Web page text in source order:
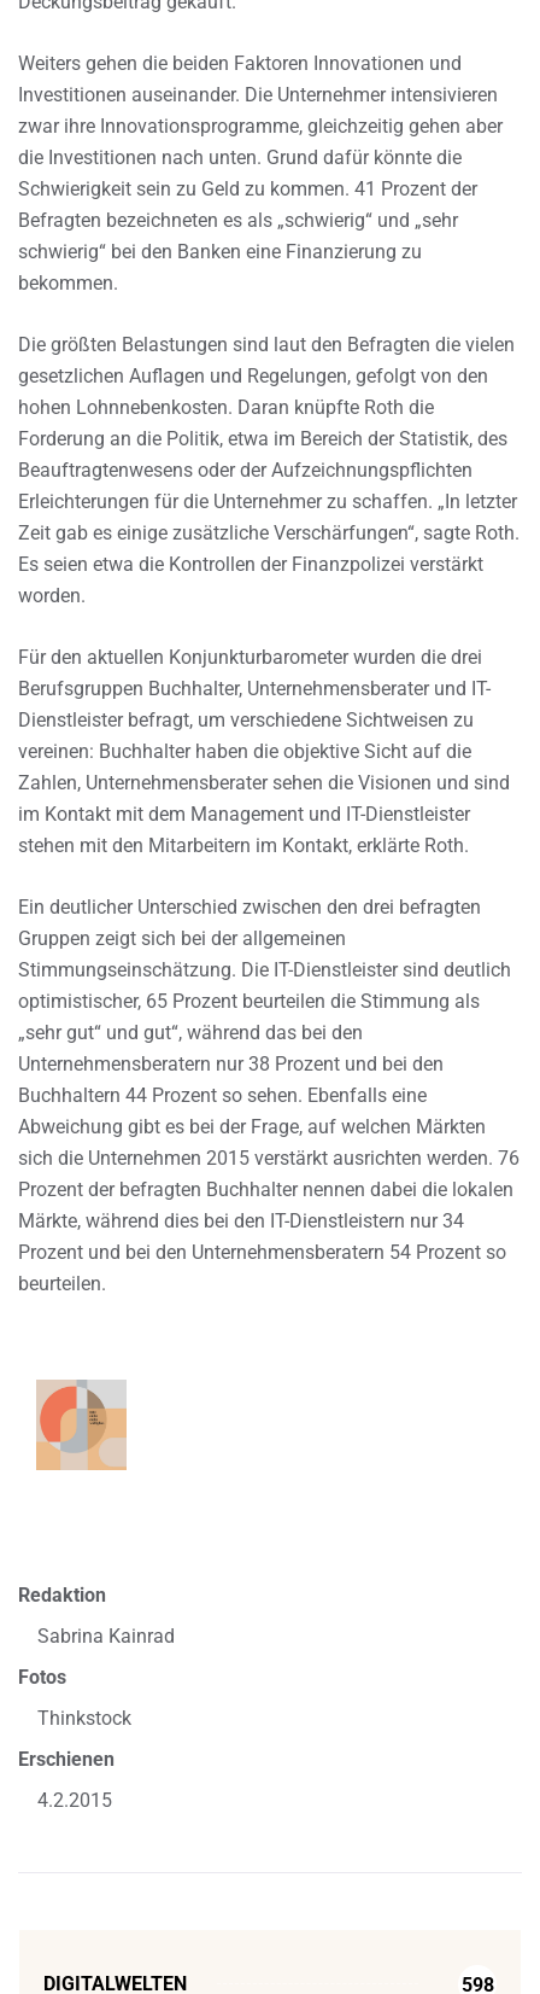
Weiters gehen die beiden Faktoren Innovationen und
Investitionen auseinander. Die Unternehmer intensivieren
zwar ihre Innovationsprogramme, gleichzeitig gehen aber
die Investitionen nach unten. Grund dafür könnte die
Schwierigkeit sein zu Geld zu kommen. 41 Prozent der
Befragten bezeichneten es als „schwierig“ und „sehr
schwierig“ bei den Banken eine Finanzierung zu
bekommen.
Die größten Belastungen sind laut den Befragten die vielen
gesetzlichen Auflagen und Regelungen, gefolgt von den
hohen Lohnnebenkosten. Daran knüpfte Roth die
Forderung an die Politik, etwa im Bereich der Statistik, des
Beauftragtenwesens oder der Aufzeichnungspflichten
Erleichterungen für die Unternehmer zu schaffen. „In letzter
Zeit gab es einige zusätzliche Verschärfungen“, sagte Roth.
Es seien etwa die Kontrollen der Finanzpolizei verstärkt
worden.
Für den aktuellen Konjunkturbarometer wurden die drei
Berufsgruppen Buchhalter, Unternehmensberater und IT-
Dienstleister befragt, um verschiedene Sichtweisen zu
vereinen: Buchhalter haben die objektive Sicht auf die
Zahlen, Unternehmensberater sehen die Visionen und sind
im Kontakt mit dem Management und IT-Dienstleister
stehen mit den Mitarbeitern im Kontakt, erklärte Roth.
Ein deutlicher Unterschied zwischen den drei befragten
Gruppen zeigt sich bei der allgemeinen
Stimmungseinschätzung. Die IT-Dienstleister sind deutlich
optimistischer, 65 Prozent beurteilen die Stimmung als
„sehr gut“ und gut“, während das bei den
Unternehmensberatern nur 38 Prozent und bei den
Buchhaltern 44 Prozent so sehen. Ebenfalls eine
Abweichung gibt es bei der Frage, auf welchen Märkten
sich die Unternehmen 2015 verstärkt ausrichten werden. 76
Prozent der befragten Buchhalter nennen dabei die lokalen
Märkte, während dies bei den IT-Dienstleistern nur 34
Prozent und bei den Unternehmensberatern 54 Prozent so
beurteilen.
Redaktion
Sabrina Kainrad
Fotos
Thinkstock
Erschienen
4.2.2015
DIGITALWELTEN 598